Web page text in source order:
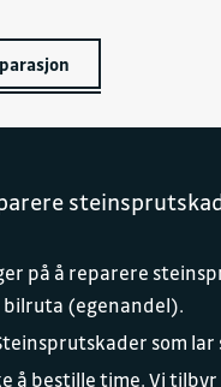
på å reparere
bilruta (egenandel).
som
å bestille time. Vi